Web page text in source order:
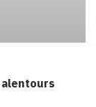
alentours